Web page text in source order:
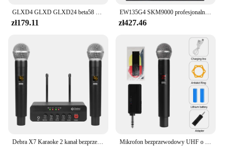
zł179.11
EW135G4 SKM9000 profesjonalny EW100G4 2 kanał UHF bezprzewodowy System mikrofon dynamiczny DJ Karaoke występ na scenie
zł427.46